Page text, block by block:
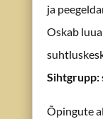
ja
Oskab
Sihtgrupp:
Õpingute